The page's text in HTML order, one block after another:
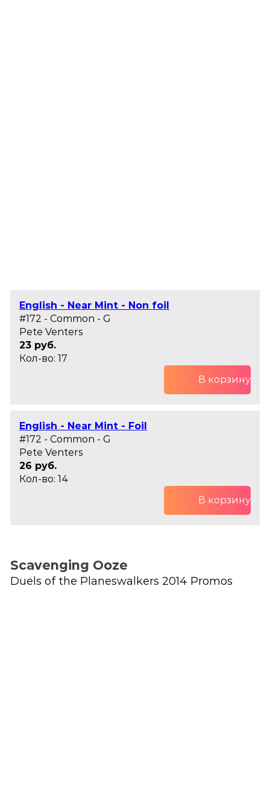
English - Near Mint - Non foil
#172 - Common - G
Pete Venters
23 руб.
Кол-во: 17
В корзину
English - Near Mint - Foil
#172 - Common - G
Pete Venters
26 руб.
Кол-во: 14
В корзину
Scavenging Ooze
Duels of the Planeswalkers 2014 Promos